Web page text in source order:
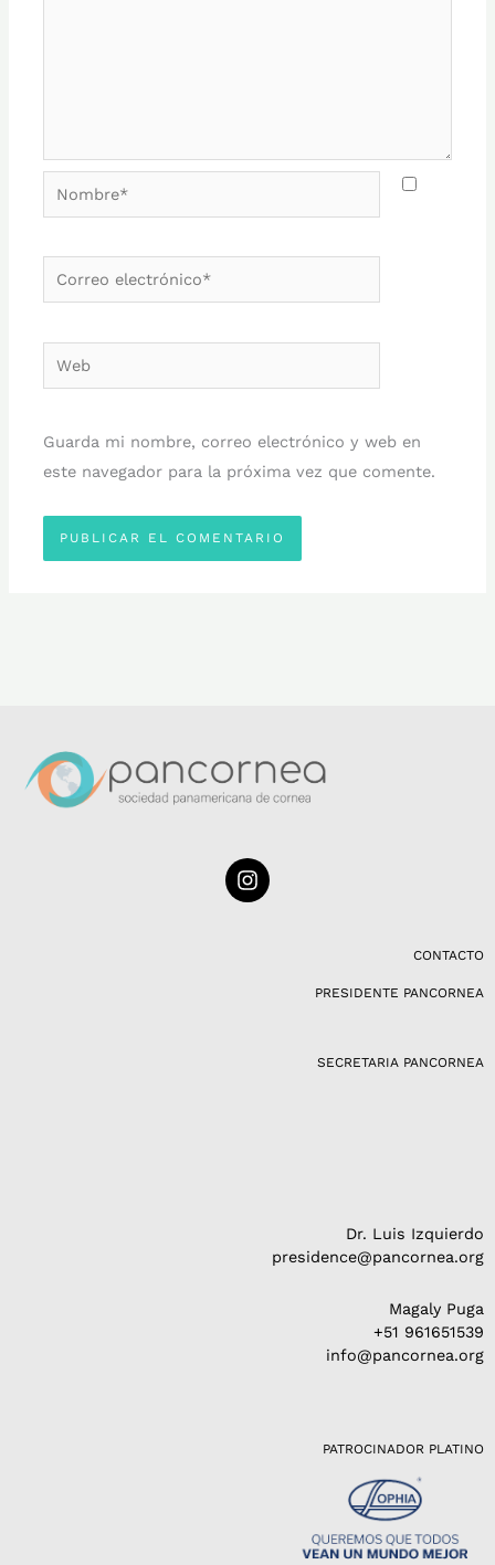
Nombre*
Correo
electrónico*
Web
Guarda mi nombre, correo electrónico y web en
este navegador para la próxima vez que comente.
I
n
CONTACTO
PRESIDENTE PANCORNEA
SECRETARIA PANCORNEA
Dr. Luis Izquierdo
presidence@pancornea.org
Magaly Puga
+51 961651539
info@pancornea.org
PATROCINADOR PLATINO